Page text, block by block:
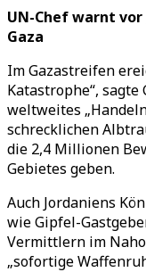
UN-Chef warnt vor
Gaza
Im Gazastreifen
Katastrophe“,
weltweites
schrecklichen
die 2,4 Millionen
Gebietes geben.
Auch Jordaniens
wie Gipfel-
Vermittlern im
„sofortige